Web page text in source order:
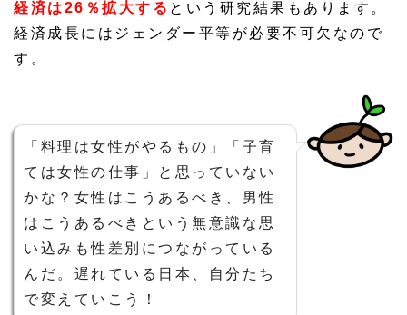
経済は26％拡大する という研究結果もあります。
経済成長にはジェンダー平等が必要不可欠なので
す。
「料理は女性がやるもの」「子育
ては女性の仕事」と思っていない
かな？女性はこうあるべき、男性
はこうあるべきという無意識な思
い込みも性差別につながっている
んだ。遅れている日本、自分たち
で変えていこう！